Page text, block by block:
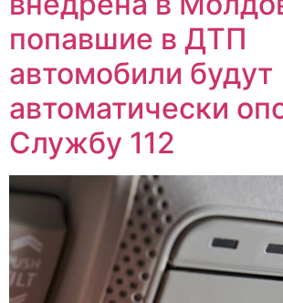
попавшие в ДТП
автомобили будут
автоматически
Службу 112